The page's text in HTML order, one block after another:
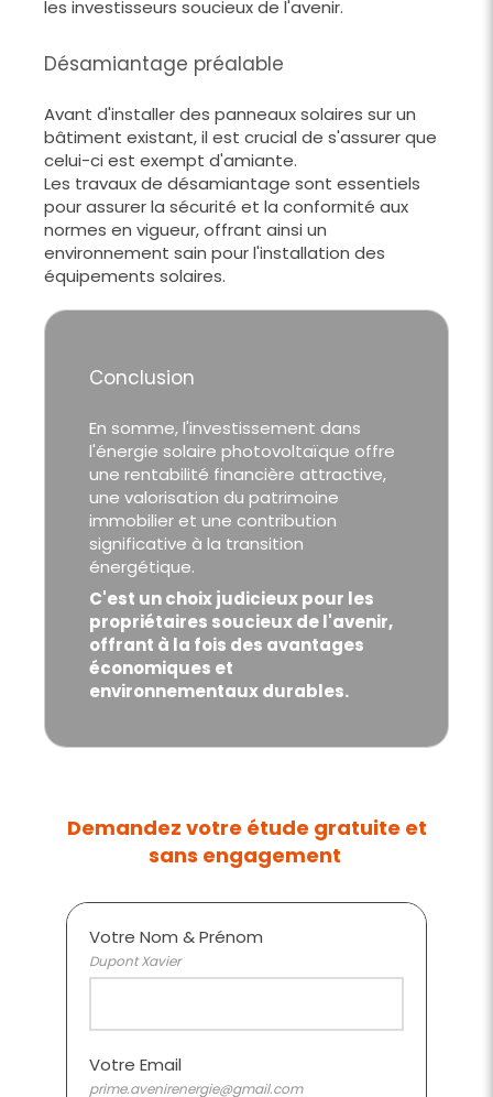
les investisseurs soucieux de l'avenir.
Désamiantage préalable
Avant d'installer des panneaux solaires sur un
bâtiment existant, il est crucial de s'assurer que
celui-ci est exempt d'amiante.
Les travaux de désamiantage sont essentiels
pour assurer la sécurité et la conformité aux
normes en vigueur, offrant ainsi un
environnement sain pour l'installation des
équipements solaires.
Conclusion
En somme, l'investissement dans
l'énergie solaire photovoltaïque offre
une rentabilité financière attractive,
une valorisation du patrimoine
immobilier et une contribution
significative à la transition
énergétique.
C'est un choix judicieux pour les
propriétaires soucieux de l'avenir,
offrant à la fois des avantages
économiques et
environnementaux durables.
Demandez votre étude gratuite et
sans engagement
Votre Nom & Prénom
Dupont Xavier
Votre Email
prime.avenirenergie@gmail.com